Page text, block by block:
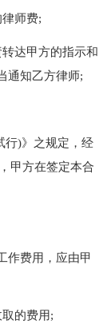
师费;
达甲方的指示和
通知乙方律师;
)》之规定，经
甲方在签定本合
费用，应由甲
的费用;